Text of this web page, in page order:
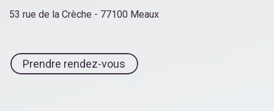
53 rue de la Crèche - 77100 Meaux
Prendre rendez-vous